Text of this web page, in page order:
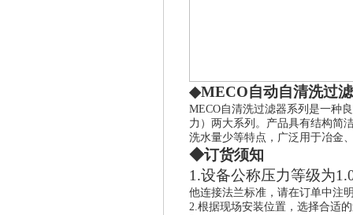
◆MECO自动自清洗过
MECO自清洗过滤器系列是一种
力）两大系列。产品具有结构简
洗水量少等特点，广泛用于冶金
◆订货须知
1.设备公称压力等级为
他连接法兰标准，请在订单中注
2.根据现场安装位置，选择合适